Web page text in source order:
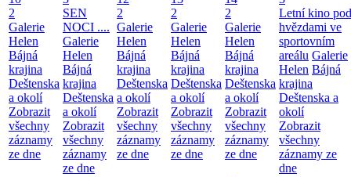
2
Galerie
Helen
Bájná
krajina
Deštenska
a okolí
Zobrazit
všechny
záznamy
ze dne
SEN
NOCI ....
Galerie
Helen
Bájná
krajina
Deštenska
a okolí
Zobrazit
všechny
záznamy
ze dne
2
Galerie
Helen
Bájná
krajina
Deštenska
a okolí
Zobrazit
všechny
záznamy
ze dne
2
Galerie
Helen
Bájná
krajina
Deštenska
a okolí
Zobrazit
všechny
záznamy
ze dne
2
Galerie
Helen
Bájná
krajina
Deštenska
a okolí
Zobrazit
všechny
záznamy
ze dne
Letní kino pod
hvězdami ve
sportovním
areálu Galerie
Helen Bájná
krajina
Deštenska a
okolí
Zobrazit
všechny
záznamy ze
dne